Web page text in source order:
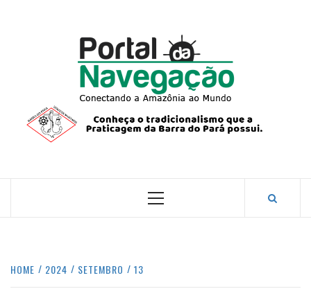
CONECTANDO A AMAZÔNIA COM O MUNDO.
Primary
HOME 2024 SETEMBRO 13